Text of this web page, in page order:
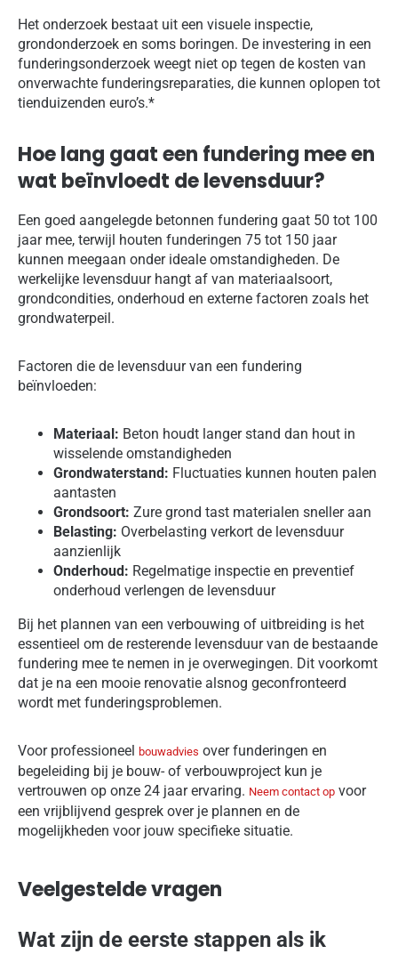
Het onderzoek bestaat uit een visuele inspectie,
grondonderzoek en soms boringen. De investering in een
funderingsonderzoek weegt niet op tegen de kosten van
onverwachte funderingsreparaties, die kunnen oplopen tot
tienduizenden euro’s.*
Hoe lang gaat een fundering mee en
wat beïnvloedt de levensduur?
Een goed aangelegde betonnen fundering gaat 50 tot 100
jaar mee, terwijl houten funderingen 75 tot 150 jaar
kunnen meegaan onder ideale omstandigheden. De
werkelijke levensduur hangt af van materiaalsoort,
grondcondities, onderhoud en externe factoren zoals het
grondwaterpeil.
Factoren die de levensduur van een fundering
beïnvloeden:
Materiaal: Beton houdt langer stand dan hout in
wisselende omstandigheden
Grondwaterstand: Fluctuaties kunnen houten palen
aantasten
Grondsoort: Zure grond tast materialen sneller aan
Belasting: Overbelasting verkort de levensduur
aanzienlijk
Onderhoud: Regelmatige inspectie en preventief
onderhoud verlengen de levensduur
Bij het plannen van een verbouwing of uitbreiding is het
essentieel om de resterende levensduur van de bestaande
fundering mee te nemen in je overwegingen. Dit voorkomt
dat je na een mooie renovatie alsnog geconfronteerd
wordt met funderingsproblemen.
Voor professioneel bouwadvies over funderingen en
begeleiding bij je bouw- of verbouwproject kun je
vertrouwen op onze 24 jaar ervaring. Neem contact op voor
een vrijblijvend gesprek over je plannen en de
mogelijkheden voor jouw specifieke situatie.
Veelgestelde vragen
Wat zijn de eerste stappen als ik